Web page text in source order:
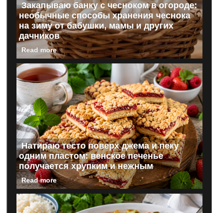
Закапываю банку с чесноком в огороде:
необычные способы хранения чеснока
на зиму от бабушки, мамы и других
дачников
Read more
Натираю тесто поверх джема и пеку
одним пластом: венское печенье
получается хрупким и нежным
Read more